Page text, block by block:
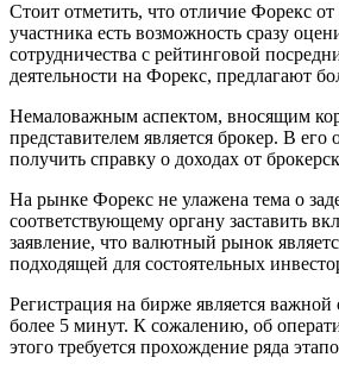
Стоит отметить, что отличие Форекс
участника есть возможность сразу
сотрудничества с рейтинговой
деятельности на Форекс, предлагают
Немаловажным аспектом, вносящим
представителем является брокер. В
получить справку о доходах от
На рынке Форекс не улажена тема о
соответствующему органу заставить
заявление, что валютный рынок
подходящей для состоятельных
Регистрация на бирже является
более 5 минут. К сожалению, об
этого требуется прохождение ряда